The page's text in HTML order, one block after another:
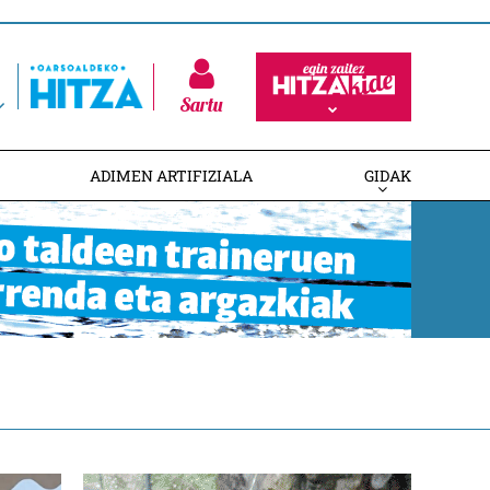
Sartu
ADIMEN ARTIFIZIALA GIDAK